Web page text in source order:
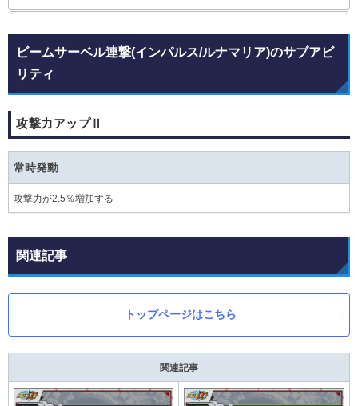
ビームサーベル連撃(インパルス/ルナマリア)のサブアビ
リティ
攻撃力アップⅡ
常時発動
攻撃力が2.5％増加する
関連記事
トップページはこちら
関連記事